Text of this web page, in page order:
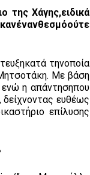
της Χάγης,ειδικά
τηνοποία
Με βάση
ενώ η απάντησηπου
δείχνοντας ευθέως
επίλυσης